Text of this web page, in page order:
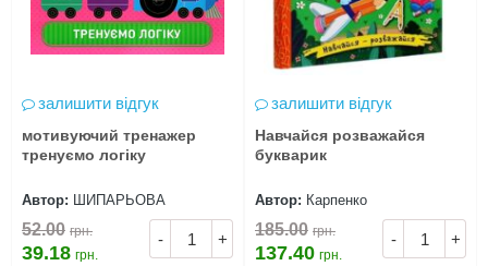
залишити відгук
мотивуючий тренажер
тренуємо логіку
Автор: ШИПАРЬОВА
- +
52.00 грн.
39.18 грн.
залишити відгук
Навчайся розважайся
букварик
Автор: Карпенко
- +
185.00 грн.
137.40 грн.